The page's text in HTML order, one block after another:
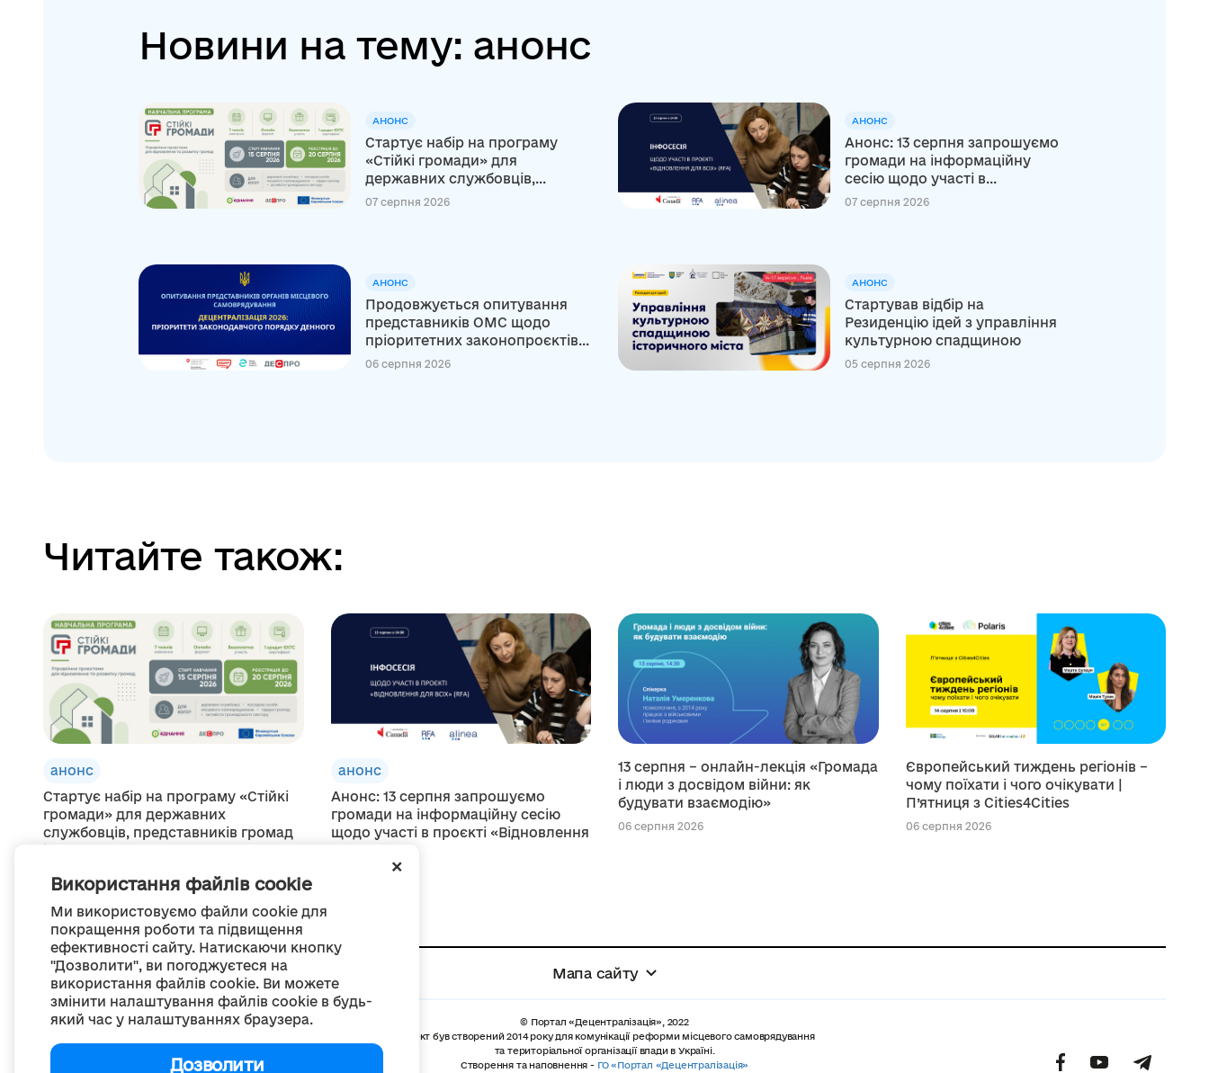
+
Використання файлів cookie
Ми використовуємо файли cookie для
покращення роботи та підвищення
ефективності сайту. Натискаючи кнопку
"Дозволити", ви погоджуєтеся на
використання файлів cookie. Ви можете
змінити налаштування файлів cookie в будь-
який час у налаштуваннях браузера.
Дозволити
Новини на тему: анонс
АНОНС
Стартує набір на програму
«Стійкі громади» для
державних службовців,...
07 серпня 2026
АНОНС
Анонс: 13 серпня запрошуємо
громади на інформаційну
сесію щодо участі в...
07 серпня 2026
АНОНС
Продовжується опитування
представників ОМС щодо
пріоритетних законопроєктів...
06 серпня 2026
АНОНС
Стартував відбір на
Резиденцію ідей з управління
культурною спадщиною
05 серпня 2026
Читайте також:
анонс
Стартує набір на програму «Стійкі
громади» для державних
службовців, представників громад
анонс
Анонс: 13 серпня запрошуємо
громади на інформаційну сесію
щодо участі в проєкті «Відновлення
07 серпня 2026
13 серпня – онлайн-лекція «Громада
і люди з досвідом війни: як
будувати взаємодію»
06 серпня 2026
Європейський тиждень регіонів –
чому поїхати і чого очікувати |
П’ятниця з Cities4Cities
06 серпня 2026
Мапа сайту
© Портал «Децентралізація», 2022
Проект був створений 2014 року для комунікації реформи місцевого самоврядування
та територіальної організації влади в Україні.
Створення та наповнення - ГО «Портал «Децентралізація»